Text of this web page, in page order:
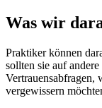
Was wir
Praktiker können
sollten sie auf
Vertrauensabfragen,
vergewissern